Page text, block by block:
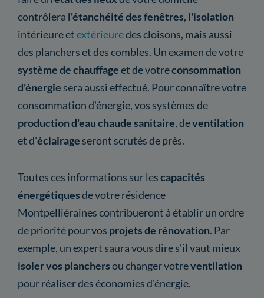
contrôlera l'étanchéité des fenêtres, l'isolation
intérieure etextérieuredes cloisons, mais aussi
des planchers et des combles. Un examen de votre
système de chauffageet de votreconsommation
d'énergie sera aussi effectué. Pour connaître votre
consommation d'énergie, vos systèmes de
production d'eau chaude sanitaire, deventilation
et d'éclairage seront scrutés de près.
Toutes ces informations sur lescapacités
énergétiquesde votre résidence
Montpelliéraines contribueront à établir un ordre
de priorité pour vos projets de rénovation. Par
exemple, un expert saura vous dire s'il vaut mieux
isolervos planchersou changer votreventilation
pour réaliser des économies d'énergie.